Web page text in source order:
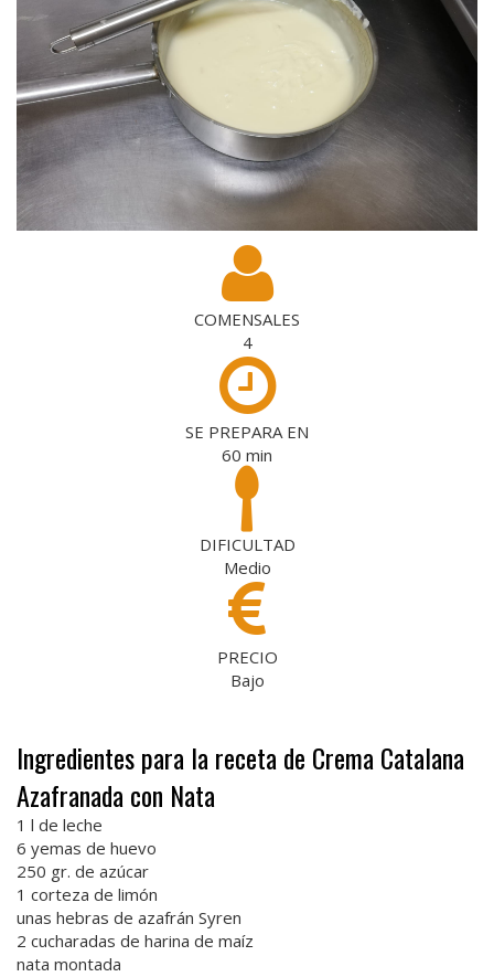
COMENSALES
4
SE PREPARA EN
60 min
DIFICULTAD
Medio
PRECIO
Bajo
Ingredientes para la receta de Crema Catalana
Azafranada con Nata
1 l de leche
6 yemas de huevo
250 gr. de azúcar
1 corteza de limón
unas hebras de azafrán Syren
2 cucharadas de harina de maíz
nata montada